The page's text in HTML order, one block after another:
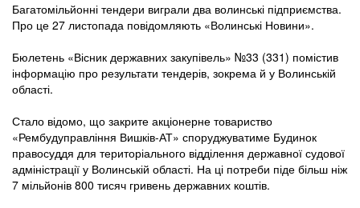
Багатомільйонні тендери виграли два волинські підприємства.
Про це 27 листопада повідомляють «Волинські Новини».
Бюлетень «Вісник державних закупівель» №33 (331) помістив
інформацію про результати тендерів, зокрема й у Волинській
області.
Стало відомо, що закрите акціонерне товариство
«Рембудуправління Вишків-АТ» споруджуватиме Будинок
правосуддя для територіального відділення державної судової
адміністрації у Волинській області. На ці потреби піде більш ніж
7 мільйонів 800 тисяч гривень державних коштів.